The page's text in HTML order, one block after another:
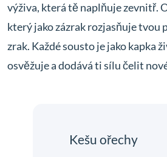
výživa, která tě naplňuje zevnitř.
který jako zázrak rozjasňuje tvou
zrak. Každé sousto je jako kapka
osvěžuje a dodává ti sílu čelit
Kešu ořechy